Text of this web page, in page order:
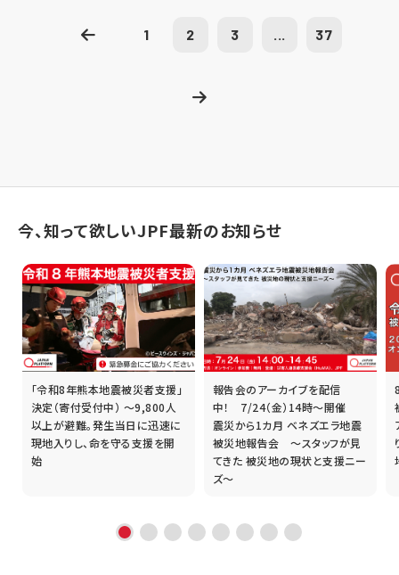
1 2 3 ... 37
今、知って欲しいJPF最新のお知らせ
「令和8年熊本地震被災者支援」
決定（寄付受付中） ～9,800人
以上が避難。発生当日に迅速に
現地入りし、命を守る支援を開
始
報告会のアーカイブを配信
中！ 7/24（金）14時～開催
震災から1カ月 ベネズエラ地震
被災地報告会 ～スタッフが見
てきた 被災地の現状と支援ニー
ズ～